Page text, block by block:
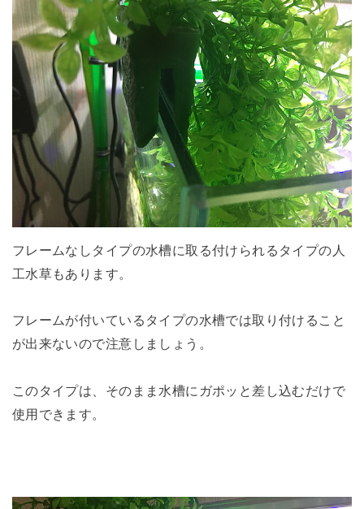
フレームなしタイプの水槽に取る付けられるタイプの人
工水草もあります。
フレームが付いているタイプの水槽では取り付けること
が出来ないので注意しましょう。
このタイプは、そのまま水槽にガポッと差し込むだけで
使用できます。